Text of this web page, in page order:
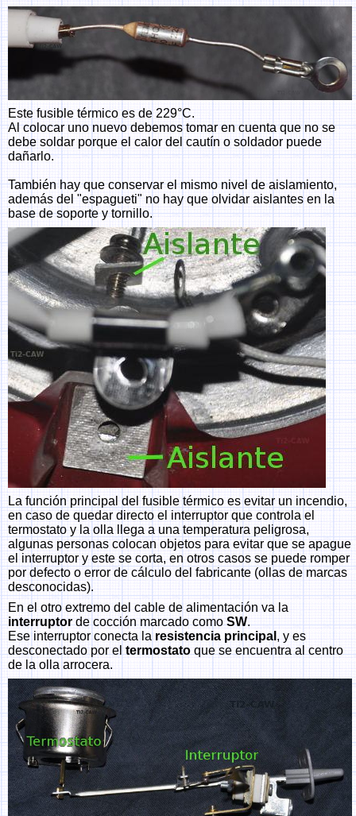
Este fusible térmico es de 229°C.
Al colocar uno nuevo debemos tomar en cuenta que no se
debe soldar porque el calor del cautín o soldador puede
dañarlo.
También hay que conservar el mismo nivel de aislamiento,
además del "espagueti" no hay que olvidar aislantes en la
base de soporte y tornillo.
La función principal del fusible térmico es evitar un incendio,
en caso de quedar directo el interruptor que controla el
termostato y la olla llega a una temperatura peligrosa,
algunas personas colocan objetos para evitar que se apague
el interruptor y este se corta, en otros casos se puede romper
por defecto o error de cálculo del fabricante (ollas de marcas
desconocidas).
En el otro extremo del cable de alimentación va la
interruptorde cocción marcado comoSW.
Ese interruptor conecta la resistencia principal , y es
desconectado por el termostato que se encuentra al centro
de la olla arrocera.